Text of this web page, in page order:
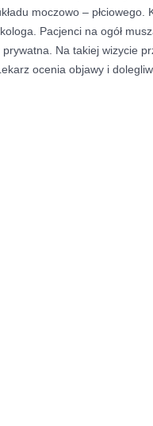
moczowo – płciowego.
Pacjenci na ogół
Na takiej wizycie
ocenia objawy i